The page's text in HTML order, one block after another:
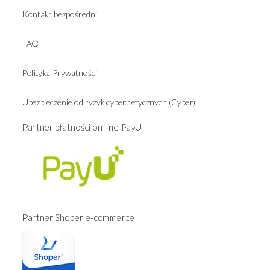
Kontakt bezpośredni
FAQ
Polityka Prywatności
Ubezpieczenie od ryzyk cybernetycznych (Cyber)
Partner płatności on-line PayU
Partner Shoper e-commerce